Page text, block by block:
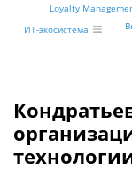
Loyalty
ИТ-экосистема